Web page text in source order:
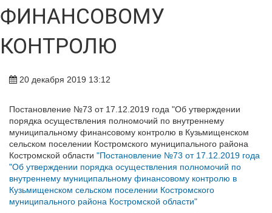
ФИНАНСОВОМУ
КОНТРОЛЮ
20 декабря 2019 13:12
Постановление №73 от 17.12.2019 года "Об утверждении
порядка осуществления полномочий по внутреннему
муниципальному финансовому контролю в Кузьмищенском
сельском поселении Костромского муниципального района
Костромской области "Постановление №73 от 17.12.2019 года
"Об утверждении порядка осуществления полномочий по
внутреннему муниципальному финансовому контролю в
Кузьмищенском сельском поселении Костромского
муниципального района Костромской области"